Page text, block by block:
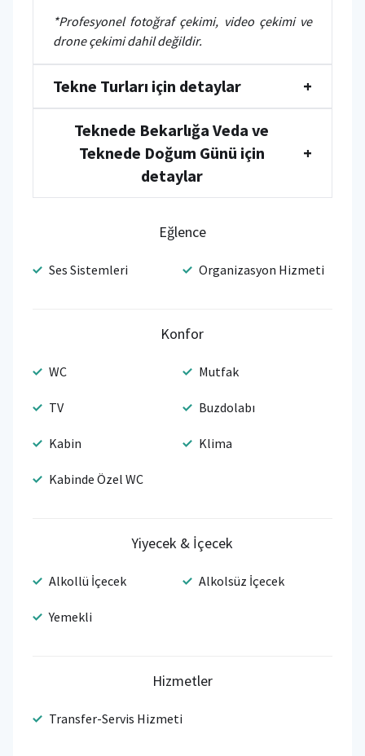
*Profesyonel fotoğraf çekimi, video çekimi ve
drone çekimi dahil değildir.
Tekne Turları için detaylar +
Teknede Bekarlığa Veda ve
Teknede Doğum Günü için
detaylar
+
Eğlence
Ses Sistemleri Organizasyon Hizmeti
Konfor
WC Mutfak
TV Buzdolabı
Kabin Klima
Kabinde Özel WC
Yiyecek & İçecek
Alkollü İçecek Alkolsüz İçecek
Yemekli
Hizmetler
Transfer-Servis Hizmeti